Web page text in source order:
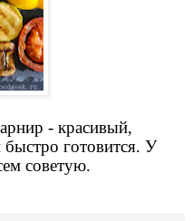
- красивый,
готовится. У
советую.